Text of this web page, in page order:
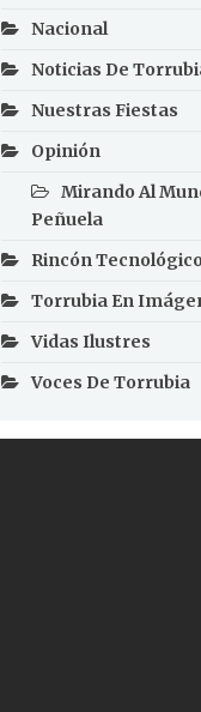
Nacional
Noticias De
Nuestras Fiestas
Opinión
Mirando Al
Peñuela
Rincón Tecnológico
Torrubia En
Vidas Ilustres
Voces De Torrubia